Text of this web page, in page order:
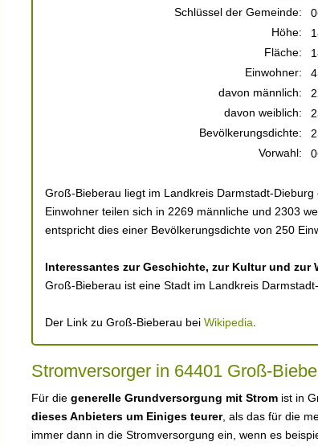
Schlüssel der Gemeinde:
Höhe:
Fläche:
Einwohner:
davon männlich:
davon weiblich:
Bevölkerungsdichte:
Vorwahl:
Groß-Bieberau liegt im Landkreis Darmstadt-
Einwohner teilen sich in 2269 männliche und 2303
entspricht dies einer Bevölkerungsdichte von 250
Interessantes zur Geschichte, zur Kultur und zur
Groß-Bieberau ist eine Stadt im Landkreis
Der Link zu Groß-Bieberau bei Wikipedia
Stromversorger in 64401 Groß-
Für die generelle Grundversorgung mit Strom ist in
dieses Anbieters um Einiges teurer, als das für die
immer dann in die Stromversorgung ein, wenn es